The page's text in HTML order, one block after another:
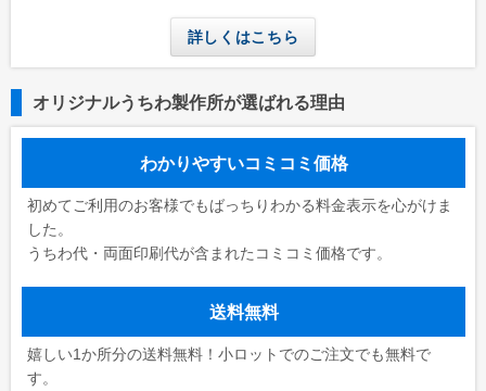
詳しくはこちら
オリジナルうちわ製作所が選ばれる理由
わかりやすいコミコミ価格
初めてご利用のお客様でもばっちりわかる料金表示を心がけま
した。
うちわ代・両面印刷代が含まれたコミコミ価格です。
送料無料
嬉しい1か所分の送料無料！小ロットでのご注文でも無料で
す。